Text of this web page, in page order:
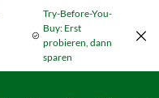
Try-Before-You-
Buy: Erst
probieren, dann
sparen